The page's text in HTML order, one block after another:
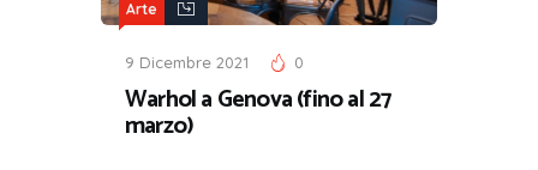
Arte
9 Dicembre 2021 0
Warhol a Genova (fino al 27
marzo)